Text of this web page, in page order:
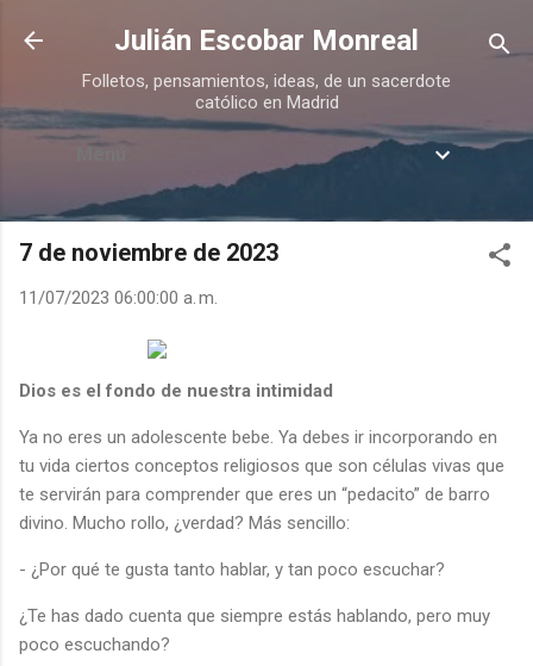
Ir al contenido principal
Julián Escobar Monreal
Folletos, pensamientos, ideas, de un sacerdote
católico en Madrid
Menú
7 de noviembre de 2023
11/07/2023 06:00:00 a. m.
Dios es el fondo de nuestra intimidad
Ya no eres un adolescente bebe. Ya debes ir incorporando en
tu vida ciertos conceptos religiosos que son células vivas que
te servirán para comprender que eres un “pedacito” de barro
divino. Mucho rollo, ¿verdad? Más sencillo:
- ¿Por qué te gusta tanto hablar, y tan poco escuchar?
¿Te has dado cuenta que siempre estás hablando, pero muy
poco escuchando?